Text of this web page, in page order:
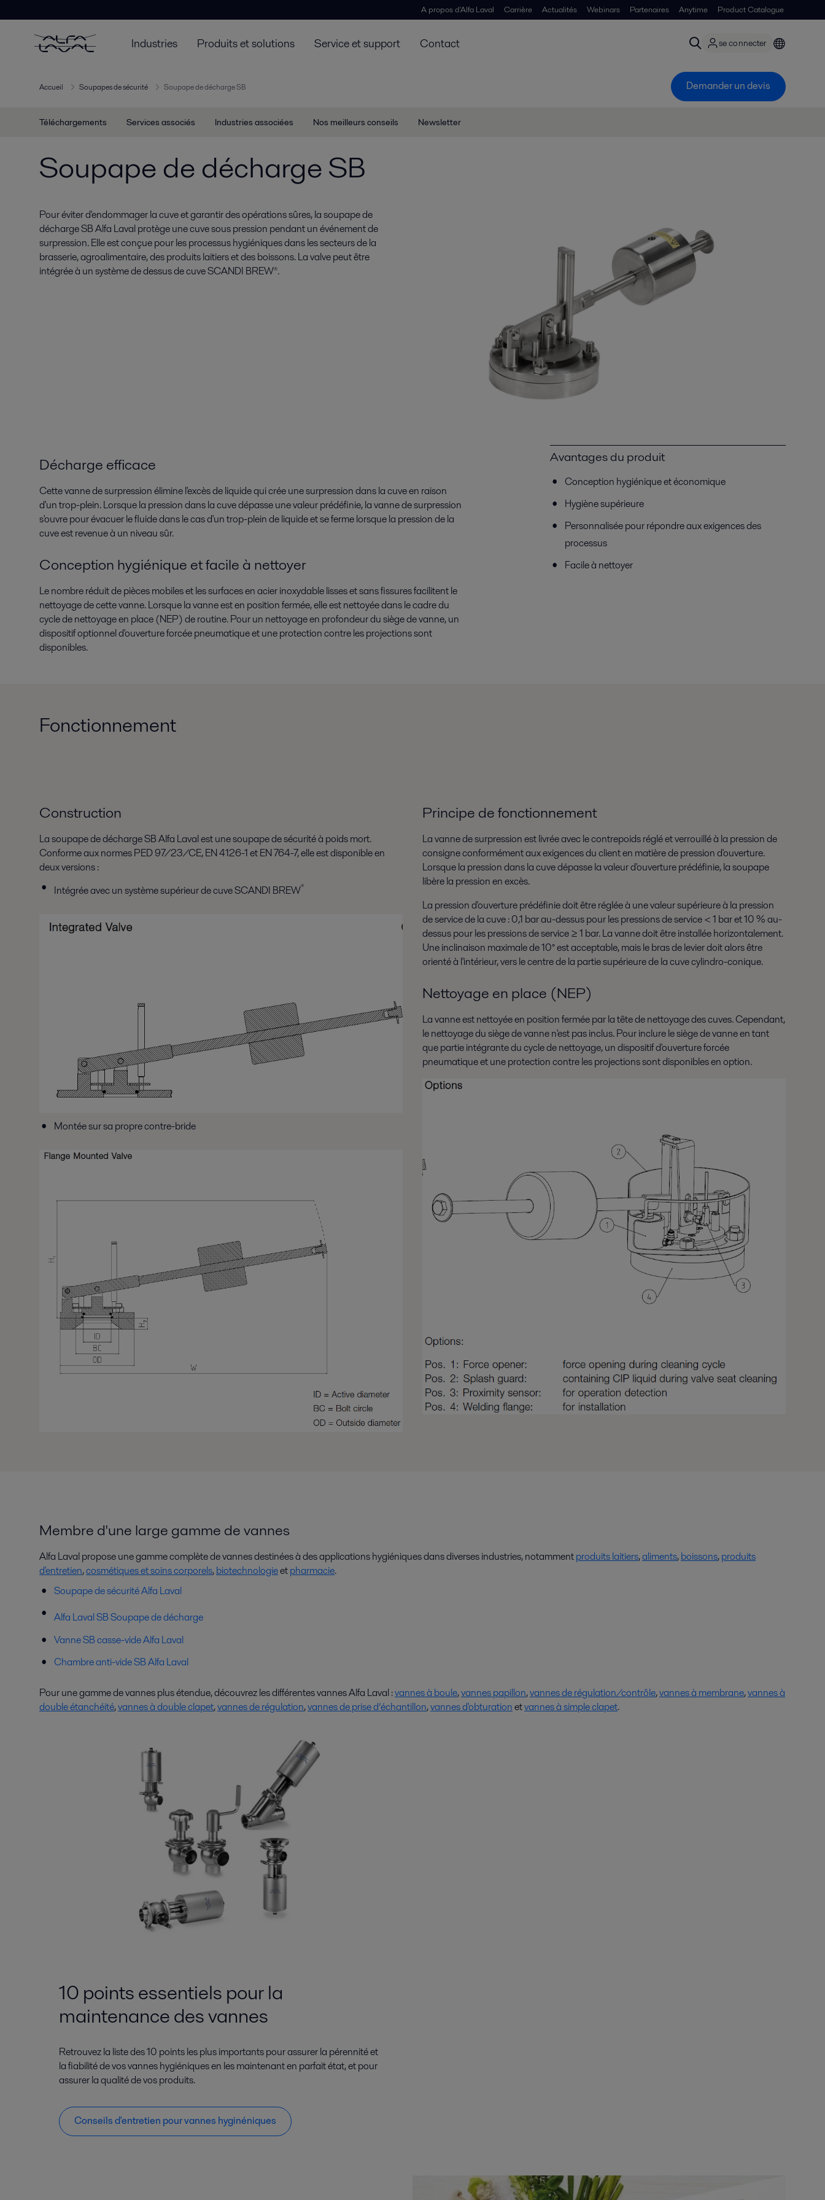
A propos d'Alfa Laval Carrière Actualités Webinars Partenaires Anytime Product Catalogue
Industries Produits et solutions Service et support Contact se connecter
Accueil Soupapes de sécurité Soupape de décharge SB Demander un devis
Téléchargements Services associés Industries associées Nos meilleurs conseils Newsletter
Soupape de décharge SB
Pour éviter d'endommager la cuve et garantir des opérations sûres, la soupape de
décharge SB Alfa Laval protège une cuve sous pression pendant un événement de
surpression. Elle est conçue pour les processus hygiéniques dans les secteurs de la
brasserie, agroalimentaire, des produits laitiers et des boissons. La valve peut être
intégrée à un système de dessus de cuve SCANDI BREW®.
Décharge efficace
Cette vanne de surpression élimine l'excès de liquide qui crée une surpression dans la cuve en raison
d'un trop-plein. Lorsque la pression dans la cuve dépasse une valeur prédéfinie, la vanne de surpression
s'ouvre pour évacuer le fluide dans le cas d'un trop-plein de liquide et se ferme lorsque la pression de la
cuve est revenue à un niveau sûr.
Conception hygiénique et facile à nettoyer
Le nombre réduit de pièces mobiles et les surfaces en acier inoxydable lisses et sans fissures facilitent le
nettoyage de cette vanne. Lorsque la vanne est en position fermée, elle est nettoyée dans le cadre du
cycle de nettoyage en place (NEP) de routine. Pour un nettoyage en profondeur du siège de vanne, un
dispositif optionnel d'ouverture forcée pneumatique et une protection contre les projections sont
disponibles.
Avantages du produit
Conception hygiénique et économique
Hygiène supérieure
Personnalisée pour répondre aux exigences des
processus
Facile à nettoyer
Fonctionnement
Construction
La soupape de décharge SB Alfa Laval est une soupape de sécurité à poids mort.
Conforme aux normes PED 97/23/CE, EN 4126-1 et EN 764-7, elle est disponible en
deux versions :
Intégrée avec un système supérieur de cuve SCANDI BREW®
Montée sur sa propre contre-bride
Principe de fonctionnement
La vanne de surpression est livrée avec le contrepoids réglé et verrouillé à la pression de
consigne conformément aux exigences du client en matière de pression d'ouverture.
Lorsque la pression dans la cuve dépasse la valeur d'ouverture prédéfinie, la soupape
libère la pression en excès.
La pression d'ouverture prédéfinie doit être réglée à une valeur supérieure à la pression
de service de la cuve : 0,1 bar au-dessus pour les pressions de service < 1 bar et 10 % au-
dessus pour les pressions de service ≥ 1 bar. La vanne doit être installée horizontalement.
Une inclinaison maximale de 10° est acceptable, mais le bras de levier doit alors être
orienté à l'intérieur, vers le centre de la partie supérieure de la cuve cylindro-conique.
Nettoyage en place (NEP)
La vanne est nettoyée en position fermée par la tête de nettoyage des cuves. Cependant,
le nettoyage du siège de vanne n'est pas inclus. Pour inclure le siège de vanne en tant
que partie intégrante du cycle de nettoyage, un dispositif d'ouverture forcée
pneumatique et une protection contre les projections sont disponibles en option.
Membre d'une large gamme de vannes
Alfa Laval propose une gamme complète de vannes destinées à des applications hygiéniques dans diverses industries, notammentproduits laitiers,aliments,boissons,produits
d'entretien,cosmétiques et soins corporels,biotechnologieetpharmacie.
Soupape de sécurité Alfa Laval
Alfa Laval SBSoupape de décharge
Vanne SB casse-vide Alfa Laval
Chambre anti-vide SB Alfa Laval
Pour une gamme de vannes plus étendue, découvrez les différentes vannes Alfa Laval :vannes à boule,vannes papillon,vannes de régulation/contrôle,vannes à membrane,vannes à
double étanchéité,vannes à double clapet,vannes de régulation,vannes de prise d’échantillon,vannes d'obturationetvannes à simple clapet.
10 points essentiels pour la
maintenance des vannes
Retrouvez la liste des 10 points les plus importants pour assurer la pérennité et
la fiabilité de vos vannes hygiéniques en les maintenant en parfait état, et pour
assurer la qualité de vos produits.
Conseils d'entretien pour vannes hyginéniques